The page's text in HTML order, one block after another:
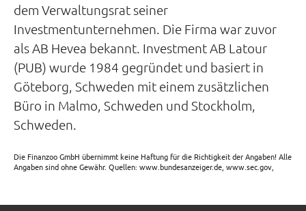
dem Verwaltungsrat seiner
Investmentunternehmen. Die Firma war zuvor
als AB Hevea bekannt. Investment AB Latour
(PUB) wurde 1984 gegründet und basiert in
Göteborg, Schweden mit einem zusätzlichen
Büro in Malmo, Schweden und Stockholm,
Schweden.
Die Finanzoo GmbH übernimmt keine Haftung für die Richtigkeit der Angaben! Alle
Angaben sind ohne Gewähr. Quellen: www.bundesanzeiger.de, www.sec.gov,